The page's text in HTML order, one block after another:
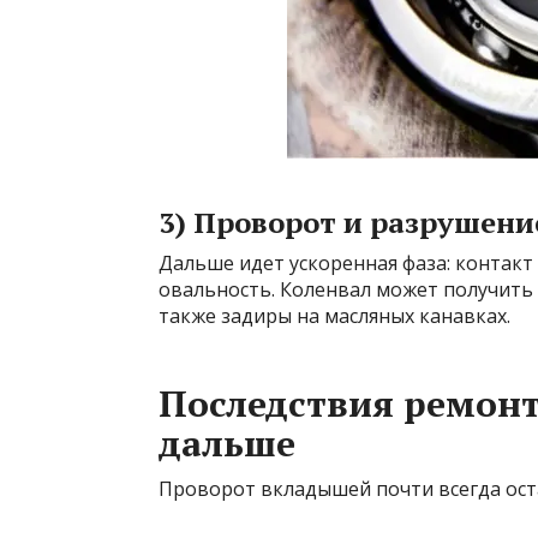
3) Проворот и
Дальше идет ускоренная фаза:
овальность. Коленвал может
также задиры на масляных канавках.
Последствия
дальше
Проворот вкладышей почти всегда